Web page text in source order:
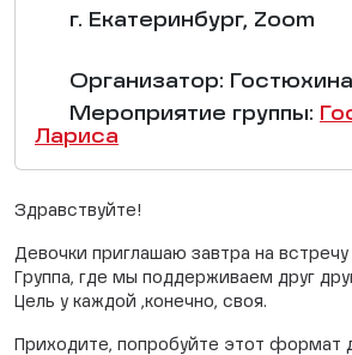
г. Екатеринбург, Zoom
Организатор:
Мероприятие группы:
Лариса
Здравствуйте!
Девочки приглашаю завтра на
Группа, где мы поддерживаем друг
Цель у каждой ,конечно, своя.
Приходите, попробуйте этот формат